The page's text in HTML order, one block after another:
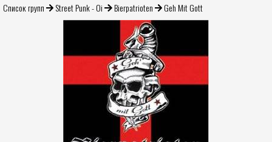
Список групп Street Punk - Oi Bierpatrioten Geh Mit Gott